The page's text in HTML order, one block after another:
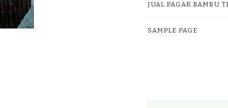
JUAL PAGAR BAMBU
SAMPLE PAGE